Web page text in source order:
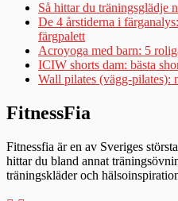
Så hittar du träningsglädje
De 4 årstiderna i
färgpalett
Acroyoga med barn: 5
ICIW shorts dam: bästa
Wall pilates (vägg-pilates):
FitnessFia
Fitnessfia är en av Sveriges
hittar du bland annat
träningskläder och